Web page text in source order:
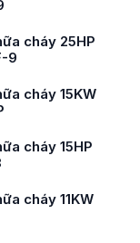
cháy 25HP
9
cháy 15KW
cháy 15HP
cháy 11KW